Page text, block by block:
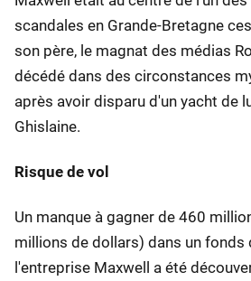
scandales en Grande-Bretagne
son père, le magnat des médias
décédé dans des circonstances
après avoir disparu d'un yacht de
Ghislaine.
Risque de vol
Un manque à gagner de 460
millions de dollars) dans un fonds
l'entreprise Maxwell a été